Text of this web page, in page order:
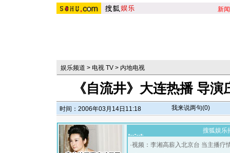
新闻
娱乐频道 > 电视 TV > 内地电视
《自流井》大连热播 导
时间：2006年03月14日11:18 我来说两句(0)
搜狐娱乐
·视频：李湘高薪入北京台 当主播疗